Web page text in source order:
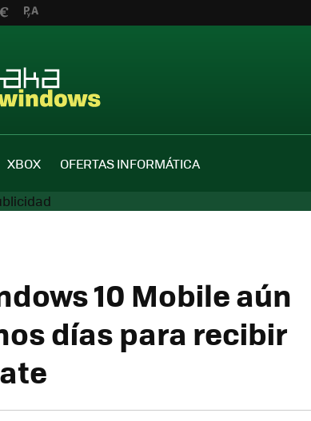
XBOX OFERTAS INFORMÁTICA
10 Mobile aún
días para recibir